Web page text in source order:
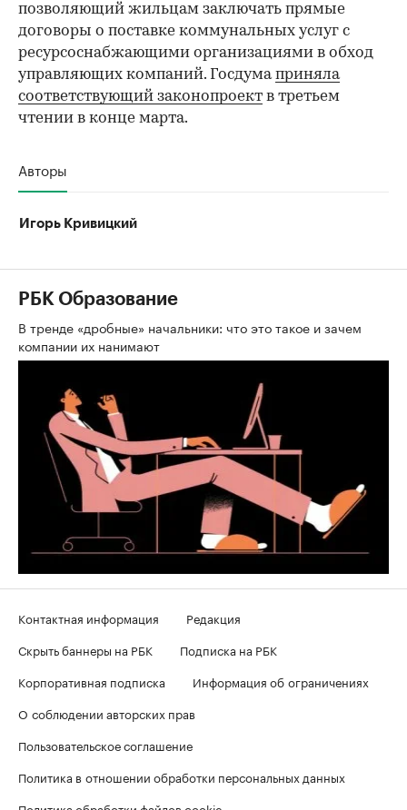
позволяющий жильцам заключать прямые
договоры о поставке коммунальных услуг с
ресурсоснабжающими организациями в обход
управляющих компаний. Госдумаприняла
соответствующий законопроект в третьем
чтении в конце марта.
Авторы
Игорь Кривицкий
РБК Образование
В тренде «дробные» начальники: что это такое и зачем
компании их нанимают
Контактная информация
Редакция
Скрыть баннеры на РБК
Подписка на РБК
Корпоративная подписка
Информация об ограничениях
О соблюдении авторских прав
Пользовательское соглашение
Политика в отношении обработки персональных данных